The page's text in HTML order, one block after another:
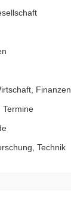
Finanzen
Termine
Technik